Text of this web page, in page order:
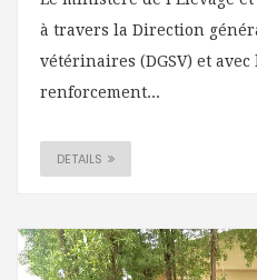
à travers la Direction
vétérinaires (DGSV) et
renforcement...
DETAILS